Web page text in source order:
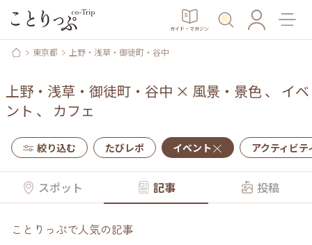
ガイド・マガジン
東京都 上野・浅草・御徒町・谷中
上野・浅草・御徒町・谷中 × 風景・景色、 イベ
ント 、 カフェ
絞り込む たびレポ イベント アクティビテ
スポット 記事 投稿
ことりっぷで人気の記事